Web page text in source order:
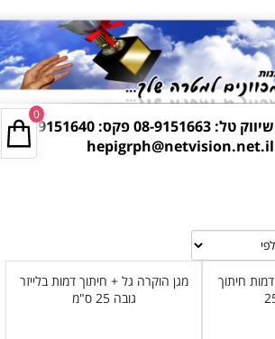
טל: 08-9151663
פקס: 08-9151640
hepigrph@netvision.net.il
0
חיתוך
מגן הוקרה גל + חיתוך דמות בלייזר
גובה 25 ס"מ